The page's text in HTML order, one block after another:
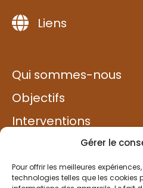
Gérer le
Pour offrir les meilleures
technologies telles que les cookies
Liens
Qui sommes-nous
Objectifs
Interventions
Exemples de projets
Solidarité